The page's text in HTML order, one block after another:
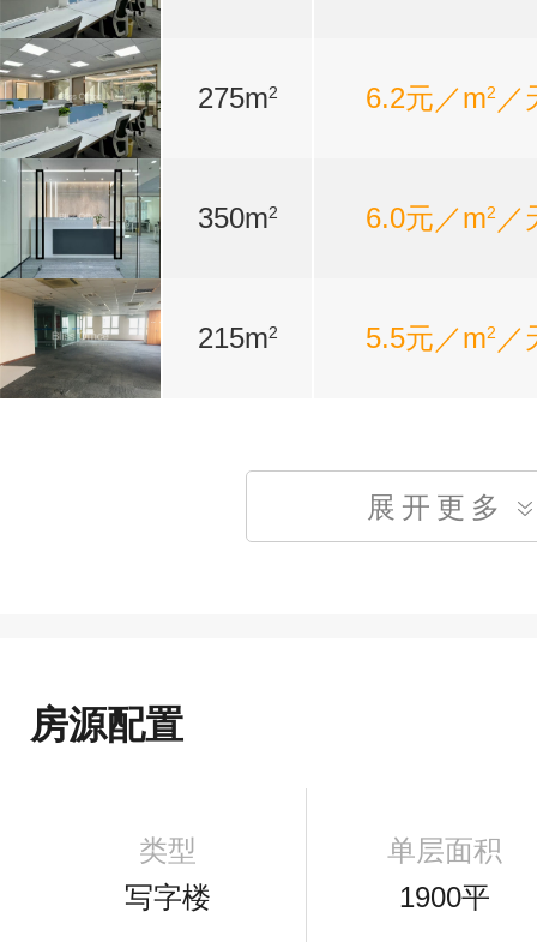
275m2 6.2元／m2 ／
350m2 6.0元／m2 ／
215m2 5.5元／m2 ／
展开更多
房源配置
类型
写字楼
单层面积
1900平